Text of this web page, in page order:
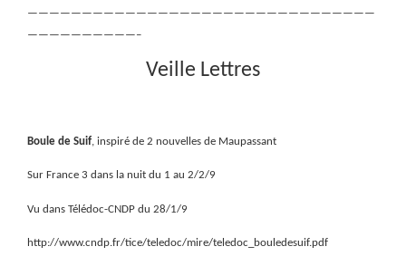
————————————————————————————————
——————————–
Veille Lettres
Boule de Suif, inspiré de 2 nouvelles de Maupassant
Sur France 3 dans la nuit du 1 au 2/2/9
Vu dans Télédoc-CNDP du 28/1/9
http://www.cndp.fr/tice/teledoc/mire/teledoc_bouledesuif.pdf